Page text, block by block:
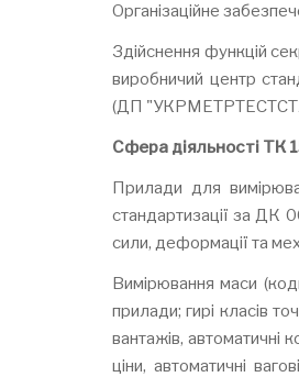
Організаційне
Здійснення функцій
виробничий центр
(ДП
Сфера діяльності ТК
Прилади для
стандартизації за ДК
сили, деформації та
Вимірювання маси
прилади; гирі класів
вантажів, автоматичні
ціни, автоматичні